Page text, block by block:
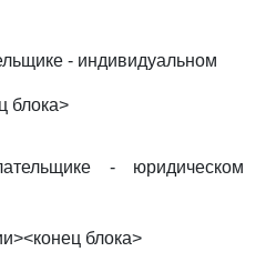
- индивидуальном
блока>
- юридическом
блока>